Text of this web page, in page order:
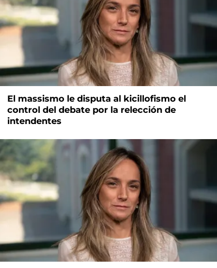
El massismo le disputa al kicillofismo el
control del debate por la relección de
intendentes